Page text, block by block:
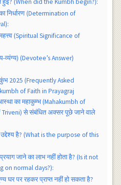
(When did the Kumbh begin?):
निर्धारण (Determination of
(Spiritual Significance of
व्यंग्य) (Devotee’s Answer)
2025 (Frequently Asked
of Faith in Prayagraj
का महाकुम्भ (Mahakumbh of
से संबंधित अक्सर पूछे जाने वाले
है? (What is the purpose of this
जाने का लाभ नहीं होता है? (Is it not
on normal days?):
घर पर रहकर प्राप्त नहीं हो सकता है?